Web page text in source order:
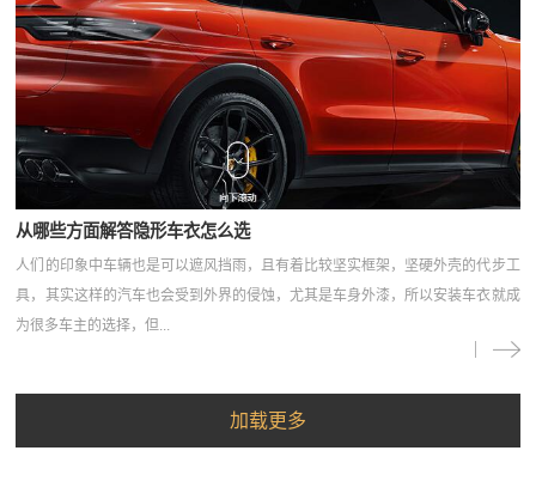
从哪些方面解答隐形车衣怎么选
人们的印象中车辆也是可以遮风挡雨，且有着比较坚实框架，坚硬外壳的代步工
具，其实这样的汽车也会受到外界的侵蚀，尤其是车身外漆，所以安装车衣就成
为很多车主的选择，但...